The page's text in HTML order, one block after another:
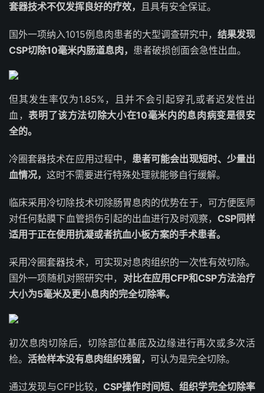
套器技术不仅发挥良好的疗效， 且具有安全保证。
国外一项纳入1015例息肉患者的大型调查研究中， 结果发现
CSP切除10毫米内肠道息肉， 患者破损创面会急性出血。
但其发生率仅为1.85%，且并不会引起穿孔或者迟发性出
血，表明了该方法切除大小在10毫米内的息肉病变是很安
全的。
冷圈套器技术在应用过程中，患者可能会出现短时、少量出
血情况， 这时不需要进行特殊处理就能够自行缓解。
临床采用冷切除技术切除肠胃息肉的优势在于，可方便医师
对任何黏膜下血管损伤引起的出血进行及时观察， CSP同样
适用于正在使用抗凝或者抗血小板方案的手术患者。
采用冷圈套器技术，可实现对息肉组织的一次性有效切除。
国外一项随机对照研究中， 对比在应用CFP和CSP方法治疗
大小为5毫米及更小息肉的完全切除率。
初次息肉切除后，切除部位基底及边缘进行再次或多次活
检。 活检样本没有息肉组织残留， 可认为是完全切除。
通过发现与CFP比较，CSP操作时间短、组织学完全切除率